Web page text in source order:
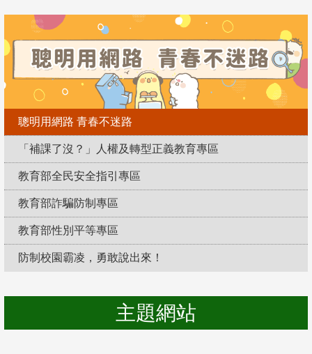
聰明用網路 青春不迷路
「補課了沒？」人權及轉型正義教育專區
教育部全民安全指引專區
教育部詐騙防制專區
教育部性別平等專區
防制校園霸凌，勇敢說出來！
主題網站